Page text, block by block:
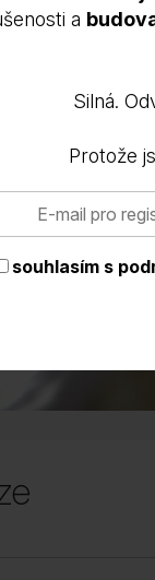
a
Silná.
Protože
souhlasím s